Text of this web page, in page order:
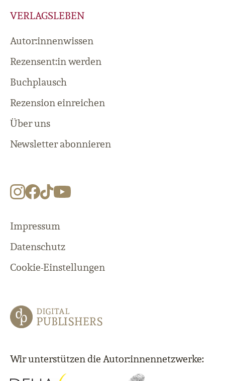
VERLAGSLEBEN
Autor:innenwissen
Rezensent:in werden
Buchplausch
Rezension einreichen
Über uns
Newsletter abonnieren
Impressum
Datenschutz
Cookie-Einstellungen
Wir unterstützen die Autor:innennetzwerke: